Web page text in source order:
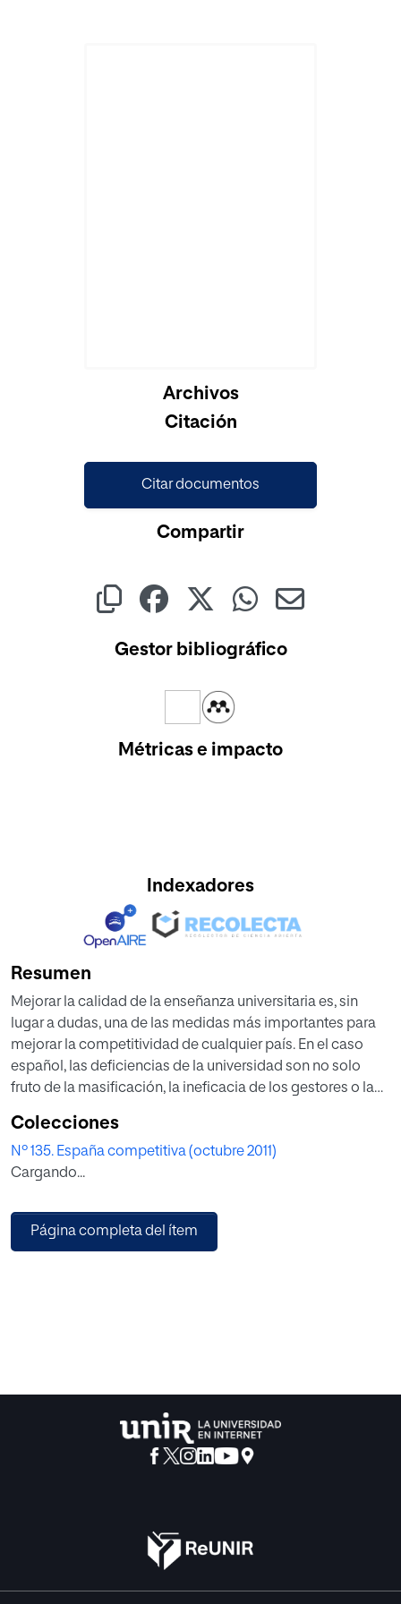
Archivos
Citación
Citar documentos
Compartir
Gestor bibliográfico
Métricas e impacto
Indexadores
Resumen
Mejorar la calidad de la enseñanza universitaria es, sin
lugar a dudas, una de las medidas más importantes para
mejorar la competitividad de cualquier país. En el caso
español, las deficiencias de la universidad son no solo
fruto de la masificación, la ineficacia de los gestores o la
educación primaria y secundaria mediocre. Mejorar los
niveles preuniversitarios y apostar por la calidad en lugar
de la endogamia puede revertir la situación.
Colecciones
Nº 135. España competitiva (octubre 2011)
Cargando...
Página completa del ítem